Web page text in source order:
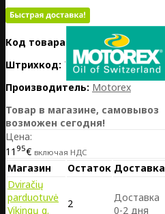
Код товара:
PL01-MOT304847
Штрихкод: 7611197115618
Производитель: Motorex
Товар в магазине, самовывоз
возможен сегодня!
Цена:
11 95€ включая НДС
Магазин Остаток Доставка
Dviračių
parduotuvė
Vikingų g.
2
Доставка
0-2 дня